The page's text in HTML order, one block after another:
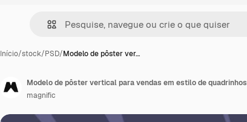
Início/stock/PSD/Modelo de pôster ver…
Modelo de pôster vertical para vendas em estilo de quadrinhos
magnific